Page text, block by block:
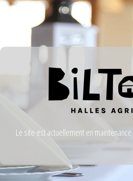
Le site est actuellement en maintenance.